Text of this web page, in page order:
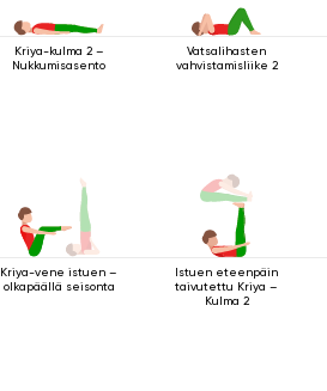
Kriya-kulma 2 –
Nukkumisasento
Vatsalihasten
vahvistamisliike 2
Kriya-vene istuen –
olkapäällä seisonta
Istuen eteenpäin
taivutettu Kriya –
Kulma 2